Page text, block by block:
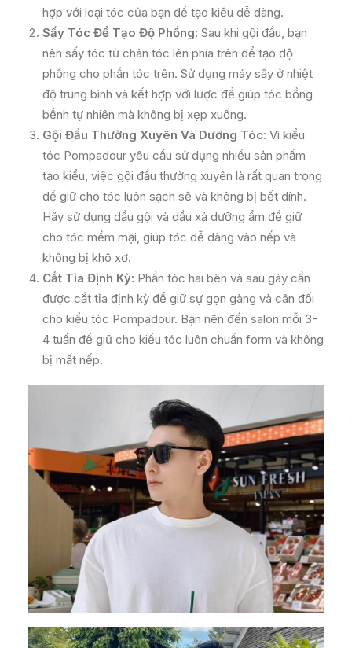
hợp với loại tóc của bạn để tạo kiểu dễ dàng.
Sấy Tóc Để Tạo Độ Phồng: Sau khi gội đầu, bạn
nên sấy tóc từ chân tóc lên phía trên để tạo độ
phồng cho phần tóc trên. Sử dụng máy sấy ở nhiệt
độ trung bình và kết hợp với lược để giúp tóc bồng
bềnh tự nhiên mà không bị xẹp xuống.
Gội Đầu Thường Xuyên Và Dưỡng Tóc: Vì kiểu
tóc Pompadour yêu cầu sử dụng nhiều sản phẩm
tạo kiểu, việc gội đầu thường xuyên là rất quan trọng
để giữ cho tóc luôn sạch sẽ và không bị bết dính.
Hãy sử dụng dầu gội và dầu xả dưỡng ẩm để giữ
cho tóc mềm mại, giúp tóc dễ dàng vào nếp và
không bị khô xơ.
Cắt Tỉa Định Kỳ: Phần tóc hai bên và sau gáy cần
được cắt tỉa định kỳ để giữ sự gọn gàng và cân đối
cho kiểu tóc Pompadour. Bạn nên đến salon mỗi 3-
4 tuần để giữ cho kiểu tóc luôn chuẩn form và không
bị mất nếp.